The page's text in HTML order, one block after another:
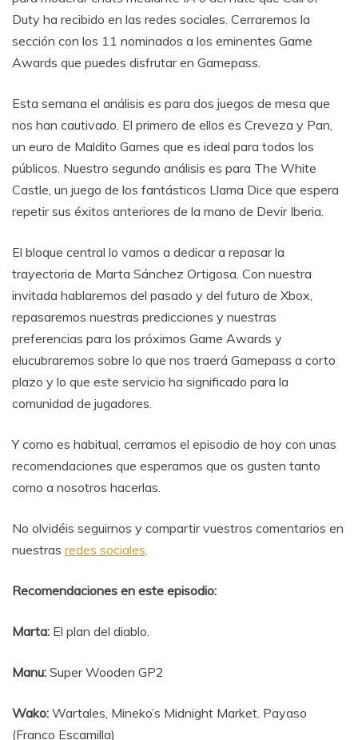
Duty ha recibido en las redes sociales. Cerraremos la
sección con los 11 nominados a los eminentes Game
Awards que puedes disfrutar en Gamepass.
Esta semana el análisis es para dos juegos de mesa que
nos han cautivado. El primero de ellos es Creveza y Pan,
un euro de Maldito Games que es ideal para todos los
públicos. Nuestro segundo análisis es para The White
Castle, un juego de los fantásticos Llama Dice que espera
repetir sus éxitos anteriores de la mano de Devir Iberia.
El bloque central lo vamos a dedicar a repasar la
trayectoria de Marta Sánchez Ortigosa. Con nuestra
invitada hablaremos del pasado y del futuro de Xbox,
repasaremos nuestras predicciones y nuestras
preferencias para los próximos Game Awards y
elucubraremos sobre lo que nos traerá Gamepass a corto
plazo y lo que este servicio ha significado para la
comunidad de jugadores.
Y como es habitual, cerramos el episodio de hoy con unas
recomendaciones que esperamos que os gusten tanto
como a nosotros hacerlas.
No olvidéis seguirnos y compartir vuestros comentarios en
nuestras redes sociales
Recomendaciones en este episodio:
Marta: El plan del diablo.
Manu: Super Wooden GP2
Wako: Wartales, Mineko’s Midnight Market. Payaso
(Franco Escamilla)